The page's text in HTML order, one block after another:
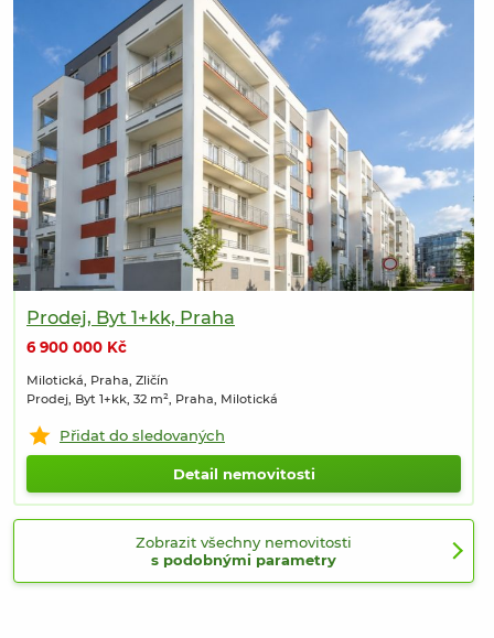
Prodej, Byt 1+kk, Praha
6 900 000 Kč
Milotická, Praha, Zličín
Prodej, Byt 1+kk, 32 m², Praha, Milotická
Přidat do sledovaných
Detail nemovitosti
Zobrazit všechny nemovitosti
s podobnými parametry